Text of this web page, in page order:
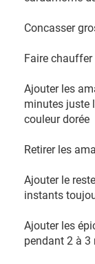
Concasser
Faire chauffer
Ajouter les
minutes juste
couleur dorée
Retirer les
Ajouter le
instants
Ajouter les
pendant 2 à 3